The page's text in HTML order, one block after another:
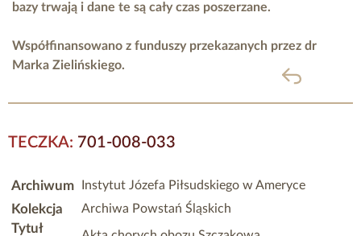
bazy trwają i dane te są cały czas poszerzane.
Współfinansowano z funduszy przekazanych przez dr
Marka Zielińskiego.
powrót
TECZKA: 701-008-033
Archiwum Instytut Józefa Piłsudskiego w Ameryce
Kolekcja Archiwa Powstań Śląskich
Tytuł